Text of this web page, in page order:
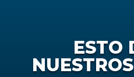
ESTO